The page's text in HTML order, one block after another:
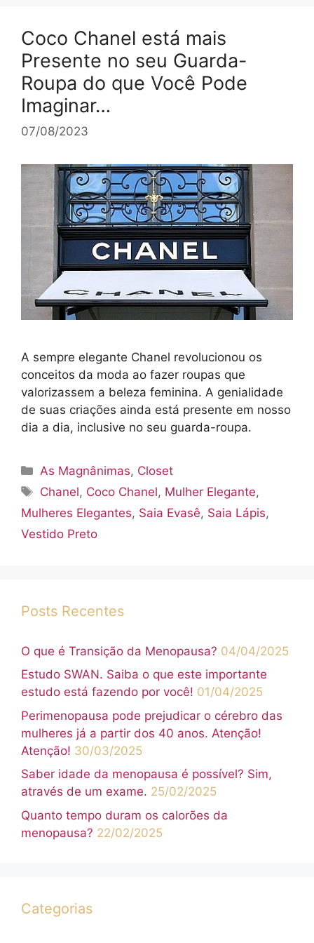
Coco Chanel está mais
Presente no seu Guarda-
Roupa do que Você Pode
Imaginar…
07/08/2023
A sempre elegante Chanel revolucionou os
conceitos da moda ao fazer roupas que
valorizassem a beleza feminina. A genialidade
de suas criações ainda está presente em nosso
dia a dia, inclusive no seu guarda-roupa.
Categorias
As Magnânimas, Closet
Tags
Chanel, Coco Chanel, Mulher Elegante,
Mulheres Elegantes, Saia Evasê, Saia Lápis,
Vestido Preto
Posts Recentes
O que é Transição da Menopausa? 04/04/2025
Estudo SWAN. Saiba o que este importante
estudo está fazendo por você! 01/04/2025
Perimenopausa pode prejudicar o cérebro das
mulheres já a partir dos 40 anos. Atenção!
Atenção! 30/03/2025
Saber idade da menopausa é possível? Sim,
através de um exame. 25/02/2025
Quanto tempo duram os calorões da
menopausa? 22/02/2025
Categorias